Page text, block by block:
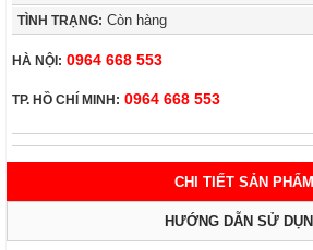
TÌNH TRẠNG: Còn hàng
HÀ NỘI: 0964 668 553
TP. HỒ CHÍ MINH: 0964 668 553
CHI TIẾT SẢN PHẨM
HƯỚNG DẪN SỬ